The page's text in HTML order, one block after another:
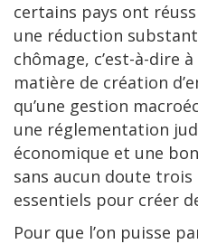
certains pays ont
une réduction
chômage, c’est-à-dire
matière de création
qu’une gestion
une réglementation
économique et une
sans aucun doute trois
essentiels pour créer
Pour que l’on puisse